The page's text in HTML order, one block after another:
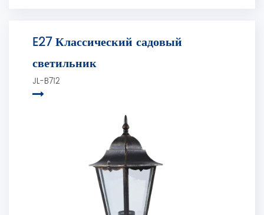
E27 Классический садовый
светильник
JL-B712